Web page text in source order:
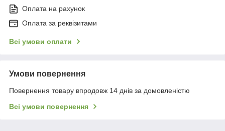
Оплата на рахунок
Оплата за реквізитами
Всі умови оплати
Умови повернення
Повернення товару впродовж 14 днів за домовленістю
Всі умови повернення